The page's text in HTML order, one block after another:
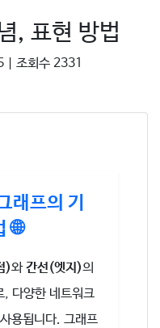
, 표현 방법
조회수 2331
래프의 기
🌐
)와간선(엣지)의
, 다양한 네트워크
용됩니다. 그래프